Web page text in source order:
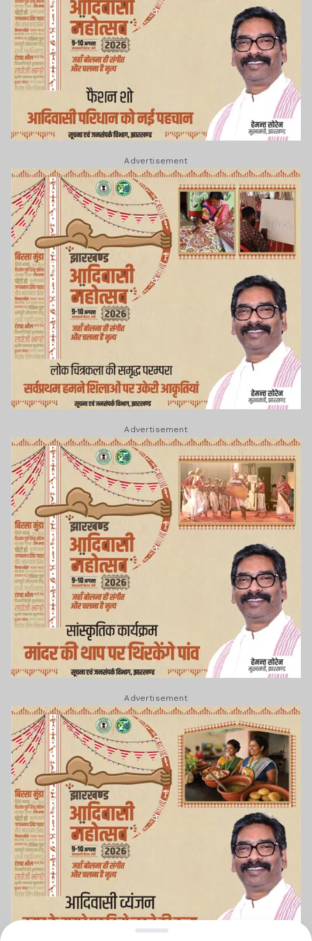
Advertisement
Advertisement
Advertisement